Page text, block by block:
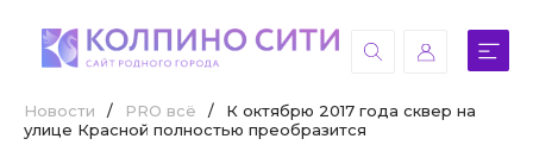
Новости / PRO всё /
К октябрю 2017 года сквер на
улице Красной полностью преобразится